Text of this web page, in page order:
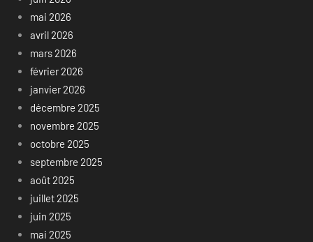
mai 2026
avril 2026
mars 2026
février 2026
janvier 2026
décembre 2025
novembre 2025
octobre 2025
septembre 2025
août 2025
juillet 2025
juin 2025
mai 2025